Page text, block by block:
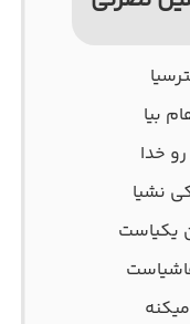
بیا
خدا
نشیا
یکیاست